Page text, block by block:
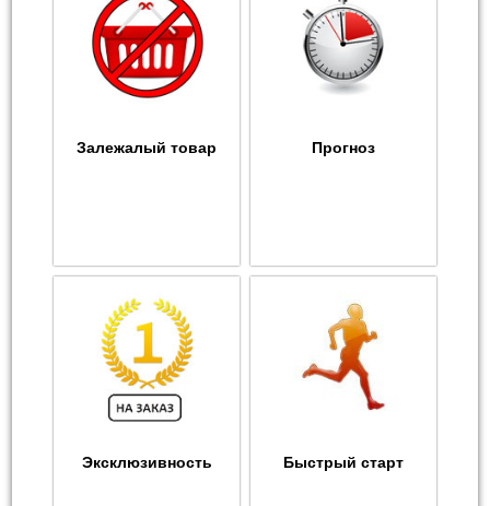
Залежалый товар Прогноз
Эксклюзивность Быстрый старт